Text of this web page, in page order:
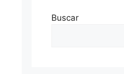
Buscar